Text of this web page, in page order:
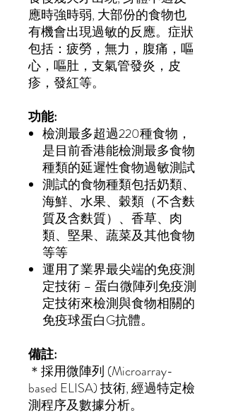
應時強時弱, 大部份的食物也
有機會出現過敏的反應。症狀
包括：疲勞，無力，腹痛，嘔
心，嘔肚，支氣管發炎，皮
疹，發紅等。
功能:
檢測最多超過220種食物，
是目前香港能檢測最多食物
種類的延遲性食物過敏測試
測試的食物種類包括奶類、
海鮮、水果、穀類（不含麩
質及含麩質）、香草、肉
類、堅果、蔬菜及其他食物
等等
運用了業界最尖端的免疫測
定技術 – 蛋白微陣列免疫測
定技術來檢測與食物相關的
免疫球蛋白G抗體。
備註:
＊採用微陣列 (Microarray-
based ELISA) 技術, 經過特定檢
測程序及數據分析。